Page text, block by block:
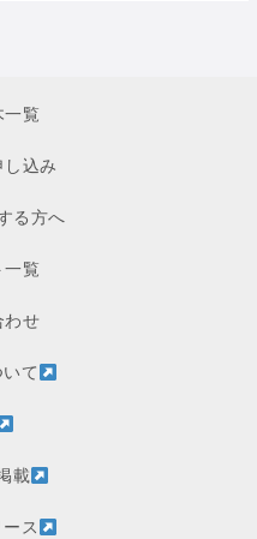
一覧
し込み
る方へ
一覧
わせ
て
載
ス